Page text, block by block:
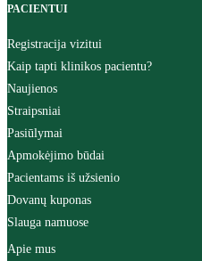
PACIENTUI
Registracija vizitui
Kaip tapti klinikos pacientu?
Naujienos
Straipsniai
Pasiūlymai
Apmokėjimo būdai
Pacientams iš užsienio
Dovanų kuponas
Slauga namuose
Apie mus